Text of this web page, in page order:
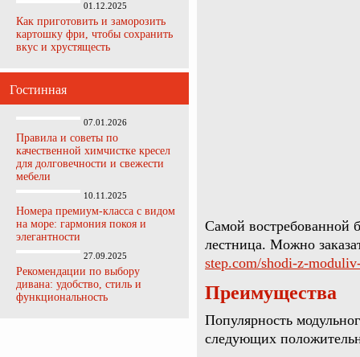
01.12.2025
Как приготовить и заморозить
картошку фри, чтобы сохранить
вкус и хрустящесть
Гостинная
07.01.2026
Правила и советы по
качественной химчистке кресел
для долговечности и свежести
мебели
10.11.2025
Номера премиум-класса с видом
на море: гармония покоя и
элегантности
27.09.2025
Рекомендации по выбору
дивана: удобство, стиль и
функциональность
Самой востребованной
лестница. Можно
step.com/shodi-z-
Преимущества
Популярность
следующих